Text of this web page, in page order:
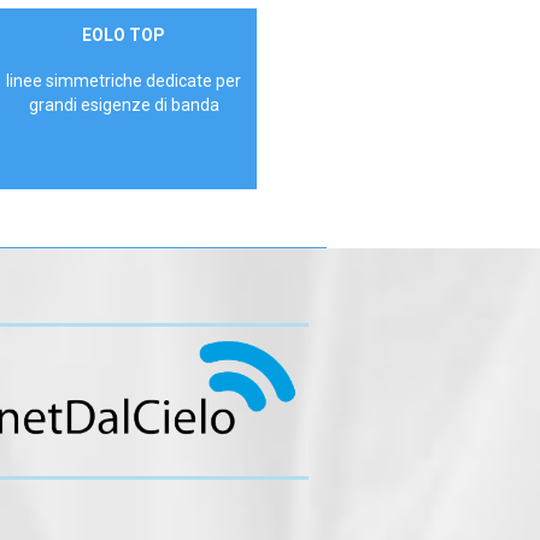
ContattaciEOLO TOP
linee simmetriche dedicate per
grandi esigenze di banda